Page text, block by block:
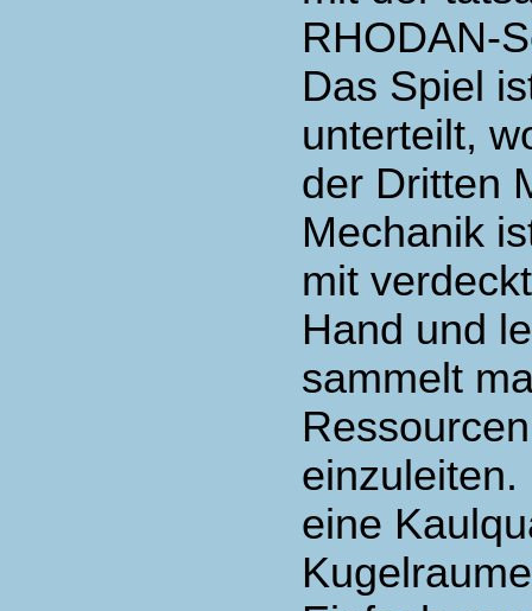
RHODAN-
Das Spiel
unterteilt,
der Dritten
Mechanik
mit
Hand und
sammelt
eine